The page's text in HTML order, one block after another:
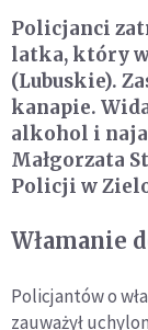
Policjanci
latka, który
(Lubuskie).
kanapie.
alkohol i
Małgorzata
Policji w
Włamanie
Policjantów o
zauważył